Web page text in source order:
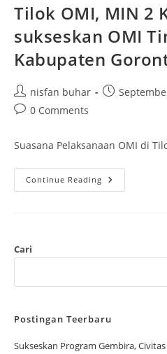
Tilok OMI, MIN 2
sukseskan OMI
Kabupaten
Post
author:
nisfan buhar
Post
Post0 Comments
Suasana Pelaksanaan OMI di
Continue Reading Tilok
OMI,
Tingkat
Cari
Postingan Teerbaru
Sukseskan Program Gembira,